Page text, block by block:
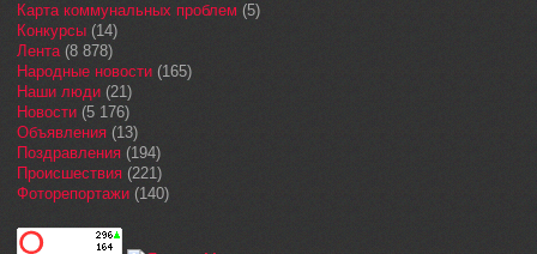
Карта коммунальных проблем (5)
Конкурсы (14)
Лента(8 878)
Народные новости (165)
Наши люди (21)
Новости (5 176)
Объявления (13)
Поздравления (194)
Происшествия (221)
Фоторепортажи (140)